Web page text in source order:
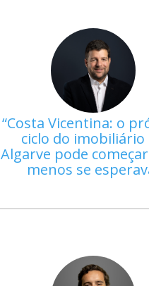
Costa Vicentina: o
ciclo do imobiliário
Algarve pode
menos se